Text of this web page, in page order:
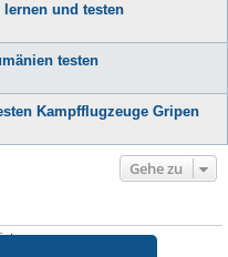
und testen
testen
Kampfflugzeuge Gripen
Gehe zu